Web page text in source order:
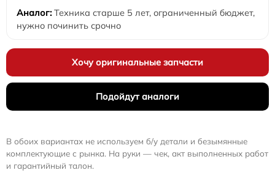
Техника старше 5 лет, ограниченный бюджет,
нужно починить срочно
Хочу оригинальные запчасти
Подойдут аналоги
В обоих вариантах не используем б/у детали и безымянные
комплектующие с рынка. На руки — чек, акт выполненных работ
и гарантийный талон.